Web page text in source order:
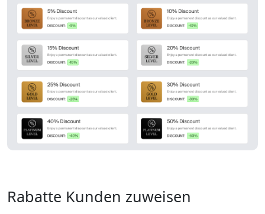
Rabatte Kunden zuweisen